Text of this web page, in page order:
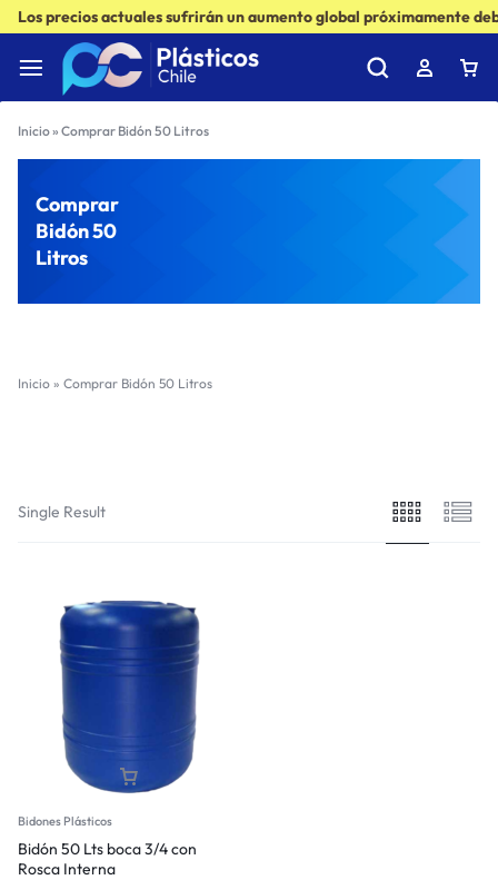
Los precios actuales sufrirán un aumento global próximamente
Inicio» Comprar Bidón 50 Litros
Comprar
Bidón 50
Litros
Inicio » Comprar Bidón 50 Litros
Single Result
Bidones Plásticos
Bidón 50 Lts boca 3/4 con
Rosca Interna